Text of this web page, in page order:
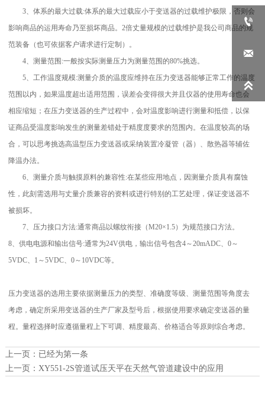
3、体系的最大过载:体系的最大过载应小于变送器的过载维护极限，否则会
影响商品的运用寿命乃至损坏商品。2倍丈量规模的过载维护是我公司商品的规
范装备（也可依据客户请求进行定制）。
4、测量范围:一般按实际测量压力为测量范围的80%挑选。
5、工作温度规模:测量介质的温度应维持在压力变送器能够正常工作的温度
范围以内，如果温度超出适用范围，误差会变得很大并且仪器的使用寿命也会
相应缩短；在压力变送器的生产过程中，会对温度影响进行测量和抵偿，以保
证商品受温度影响发生的测量差错处于精度度要求的范围内。在温度较高的场
合，可以思考挑选高温型压力变送器或采纳装置冷凝管（器）、散热器等辅佐
降温办法。
6、测量介质与触摸原料的兼容性:在某些应用地点，因测量介质具有腐蚀
性，此刻需选用与丈量介质兼容的资料或进行特别的工艺处理，保证变送器不
被损坏。
7、压力接口方法:通常商品以螺纹衔接（M20×1.5）为规范接口方法。
8、供电电源和输出信号:通常为24V供电，输出信号包含4～20mADC、0～
5VDC、1～5VDC、0～10VDC等。
压力变送器的选用主要依据测量压力的类型、准确度等级、测量范围等角度去
考虑，确定所采用变送器的生产厂家及型号后，根据使用要求确定变送器的量
程。量程选择时应遵循量程上下可调、精度最高、价格适合等原则综合考虑。
上一页：已经为第一条
上一页： XY551-2S管道试压天平在天然气管道建设中的应用


